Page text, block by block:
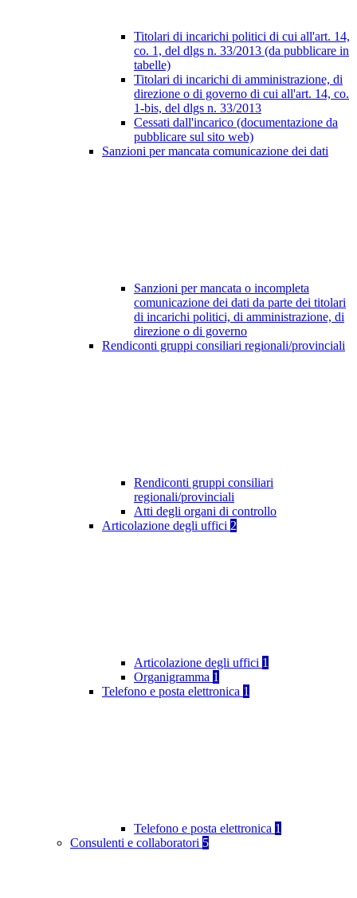
Titolari di incarichi politici di cui all'art. 14,
co. 1, del dlgs n. 33/2013 (da pubblicare in
tabelle)
Titolari di incarichi di amministrazione, di
direzione o di governo di cui all'art. 14, co.
1-bis, del dlgs n. 33/2013
Cessati dall'incarico (documentazione da
pubblicare sul sito web)
Sanzioni per mancata comunicazione dei dati
Sanzioni per mancata o incompleta
comunicazione dei dati da parte dei titolari
di incarichi politici, di amministrazione, di
direzione o di governo
Rendiconti gruppi consiliari regionali/provinciali
Rendiconti gruppi consiliari
regionali/provinciali
Atti degli organi di controllo
Articolazione degli uffici 2
Articolazione degli uffici 1
Organigramma 1
Telefono e posta elettronica 1
Telefono e posta elettronica 1
Consulenti e collaboratori 5